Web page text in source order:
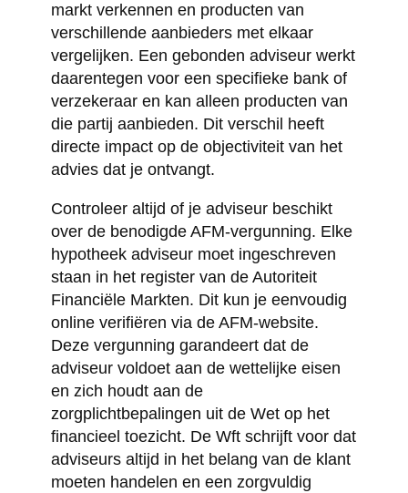
markt verkennen en producten van
verschillende aanbieders met elkaar
vergelijken. Een gebonden adviseur werkt
daarentegen voor een specifieke bank of
verzekeraar en kan alleen producten van
die partij aanbieden. Dit verschil heeft
directe impact op de objectiviteit van het
advies dat je ontvangt.
Controleer altijd of je adviseur beschikt
over de benodigde AFM-vergunning. Elke
hypotheek adviseur moet ingeschreven
staan in het register van de Autoriteit
Financiële Markten. Dit kun je eenvoudig
online verifiëren via de AFM-website.
Deze vergunning garandeert dat de
adviseur voldoet aan de wettelijke eisen
en zich houdt aan de
zorgplichtbepalingen uit de Wet op het
financieel toezicht. De Wft schrijft voor dat
adviseurs altijd in het belang van de klant
moeten handelen en een zorgvuldig